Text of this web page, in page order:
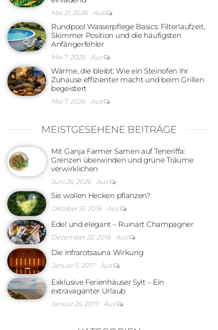
Mai 21, 2026 Aus
Rundpool Wasserpflege Basics: Filterlaufzeit,
Skimmer Position und die häufigsten
Anfängerfehler
Mai 7, 2026 Aus
Wärme, die bleibt: Wie ein Steinofen Ihr
Zuhause effizienter macht und beim Grillen
begeistert
Mai 7, 2026 Aus
MEISTGESEHENE BEITRÄGE
Mit Ganja Farmer Samen auf Teneriffa:
Grenzen überwinden und grüne Träume
verwirklichen
Juni 26, 2026 Aus
Sie wollen Hecken pflanzen?
Oktober 31, 2016 Aus
Edel und elegant – Ruinart Champagner
Dezember 22, 2016 Aus
Die Infrarotsauna Wirkung
Januar 5, 2017 Aus
Exklusive Ferienhäuser Sylt – Ein
extravaganter Urlaub
Januar 25, 2017 Aus